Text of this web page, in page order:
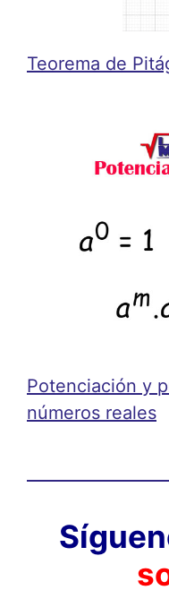
Teorema de
Potenciación y
números reales